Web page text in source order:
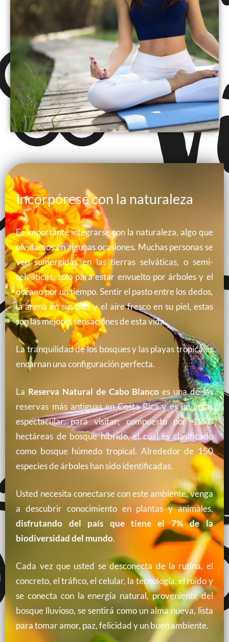
Incorpórese con la naturaleza
Es importante integrarse con la naturaleza, algo que
olvidamos en algunas ocasiones. Muchas personas se
ven sumergidas en las tierras selváticas, o semi-
selváticas, solo para estar envuelto por árboles y el
océano por un tiempo. Sentir el pasto entre los dedos,
la arena en sus pies y el aire fresco en su piel, estas
son las mejores sensaciones de esta vida.
La tranquilidad de los bosques y las playas tropicales
encarnan una configuración perfecta.
La Reserva Natural de Cabo Blanco es una de las
reservas más antiguas en Costa Rica y es un lugar
espectacular para visitar; compuesto por 1270
hectáreas de bosque híbrido, el cual es clasificado
como bosque húmedo tropical. Alrededor de 150
especies de árboles han sido identificadas.
Usted necesita conectarse con este ambiente, venga
a descubrir conocimiento en plantas y animales,
disfrutando del país que tiene el 7% de la
biodiversidad del mundo.
Cada vez que usted se desconecta de la rutina, el
concreto, el tráfico, el celular, la tecnología, el ruido y
se conecta con la energía natural, proveniente del
bosque lluvioso, se sentirá como un alma nueva, lista
para tomar amor, paz, felicidad y un buen ambiente.